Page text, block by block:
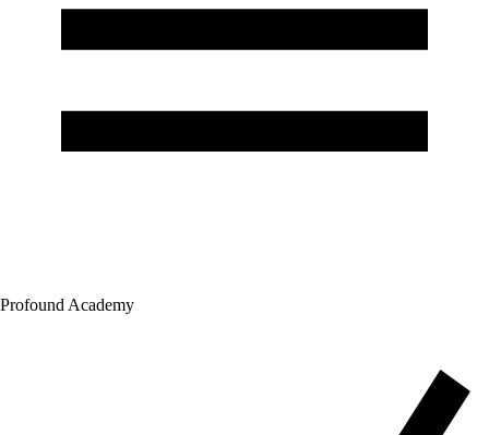
Profound Academy